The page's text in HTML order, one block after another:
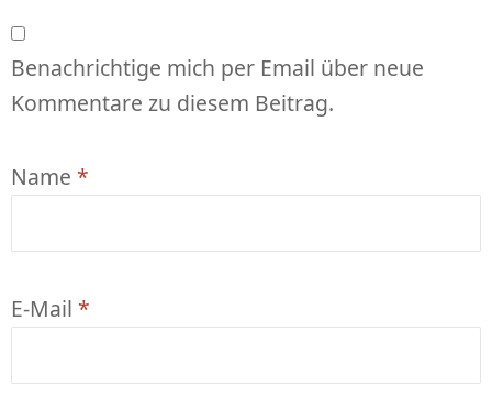
Benachrichtige mich per Email über neue
Kommentare zu diesem Beitrag.
Name *
E-Mail *